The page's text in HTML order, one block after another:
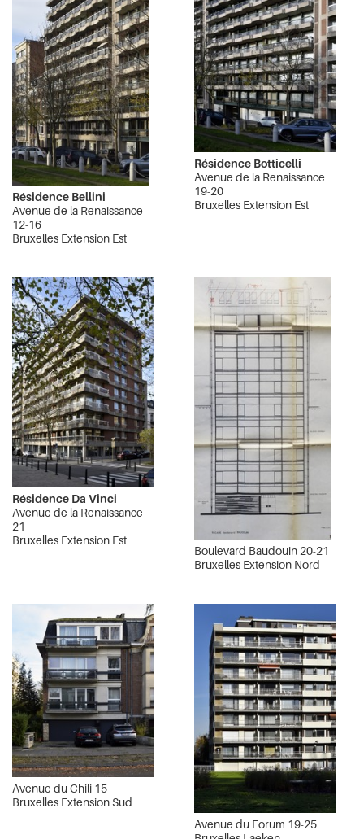
Résidence Bellini
Avenue de la Renaissance
12-16
Bruxelles Extension Est
Résidence Botticelli
Avenue de la Renaissance
19-20
Bruxelles Extension Est
Résidence Da Vinci
Avenue de la Renaissance
21
Bruxelles Extension Est
Boulevard Baudouin 20-21
Bruxelles Extension Nord
Avenue du Chili 15
Bruxelles Extension Sud
Avenue du Forum 19-25